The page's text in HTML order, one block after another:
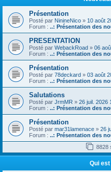
Présentation
Posté par NinineNico » 10 août
Forum : ..: Présentation des
PRESENTATION
Posté par WebackRoad » 06
Forum : ..: Présentation des
Présentation
Posté par 78deckard » 03 août
Forum : ..: Présentation des
Salutations
Posté par JrmMR » 26 juil. 2026
Forum : ..: Présentation des
Présentation
Posté par mar31lamenace » 26
Forum : ..: Présentation des
8828
Qui